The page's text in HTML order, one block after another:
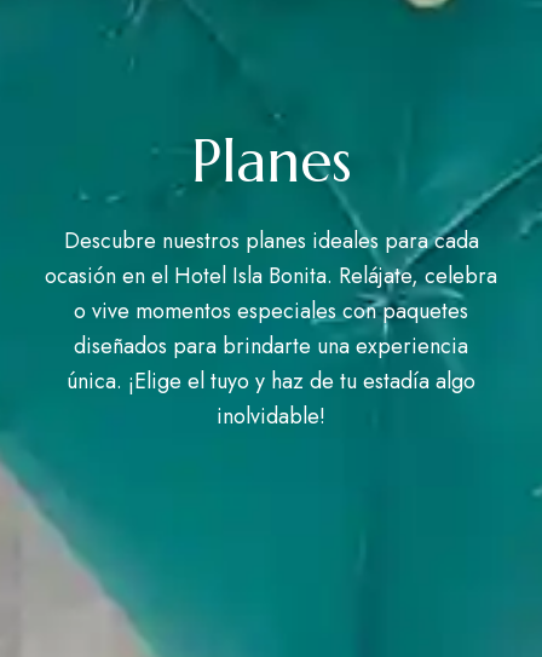
Planes
Descubre nuestros planes ideales para cada
ocasión en el Hotel Isla Bonita. Relájate, celebra
o vive momentos especiales con paquetes
diseñados para brindarte una experiencia
única. ¡Elige el tuyo y haz de tu estadía algo
inolvidable!